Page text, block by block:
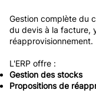
Gestion complète du
du devis à la facture,
réapprovisionnement.
L'ERP offre :
Gestion des stocks
Propositions de